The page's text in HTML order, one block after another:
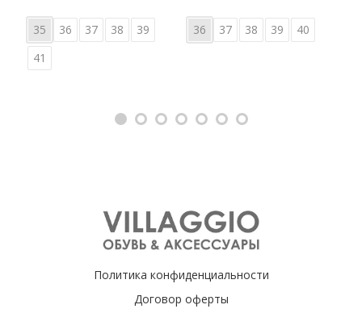
35 36 37 38
39
41
36 37 38 39 40
Политика конфиденциальности
Договор оферты